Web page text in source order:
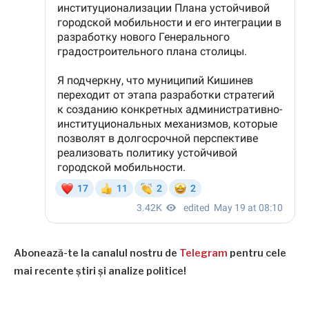
Abonează-te la canalul nostru de Telegram pentru cele
mai recente știri și analize politice!